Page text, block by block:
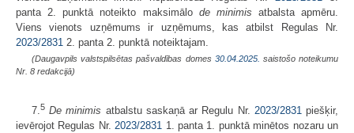
panta 2. punktā noteikto maksimālo de minimis atbalsta apmēru.
Viens vienots uzņēmums ir uzņēmums, kas atbilst Regulas Nr.
2023/2831 2. panta 2. punktā noteiktajam.
(Daugavpils valstspilsētas pašvaldības domes 30.04.2025. saistošo noteikumu
Nr. 8 redakcijā)
7.5 De minimis atbalstu saskaņā ar Regulu Nr. 2023/2831piešķir,
ievērojot Regulas Nr.2023/2831 1. panta 1. punktā minētos nozaru un